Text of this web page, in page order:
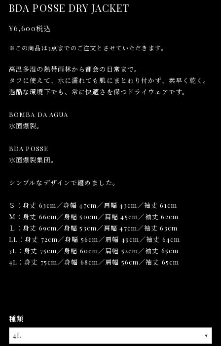
BDA POSSE DRY JACKET
¥6,600税込
※この商品は3点までのご注文とさせていただきます。
高温多湿の熱帯雨林から都会の日常まで。
タフに使えて、水に濡れても肌にまとわり付かず、素早く乾く。
過酷な環境下でも、常に快適さを保つドライウェアです。
BOMBA DA AGUA
水面爆裂。
BDA POSSE
水面爆裂集団。
シンプルなデザインで纏めました。
Ｓ：身丈 63cm／身幅 47cm／肩幅 43cm／袖丈 61cm
Ｍ：身丈 66cm／身幅 50cm／肩幅 45cm／袖丈 62cm
Ｌ：身丈 69cm／身幅 53cm／肩幅 47cm／袖丈 63cm
LL：身丈 72cm／身幅 56cm／肩幅 49cm／袖丈 64cm
3L：身丈 75cm／身幅 60cm／肩幅 52cm／袖丈 65cm
4L：身丈 75cm／身幅 68cm／肩幅 56cm／袖丈 65cm
種類